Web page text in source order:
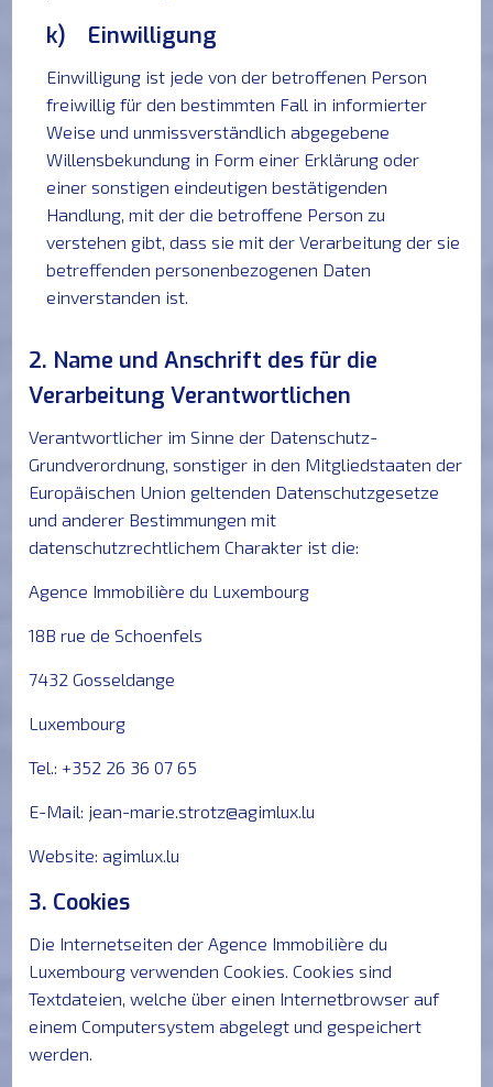
k) Einwilligung
Einwilligung ist jede von der betroffenen Person
freiwillig für den bestimmten Fall in informierter
Weise und unmissverständlich abgegebene
Willensbekundung in Form einer Erklärung oder
einer sonstigen eindeutigen bestätigenden
Handlung, mit der die betroffene Person zu
verstehen gibt, dass sie mit der Verarbeitung der sie
betreffenden personenbezogenen Daten
einverstanden ist.
2. Name und Anschrift des für die
Verarbeitung Verantwortlichen
Verantwortlicher im Sinne der Datenschutz-
Grundverordnung, sonstiger in den Mitgliedstaaten der
Europäischen Union geltenden Datenschutzgesetze
und anderer Bestimmungen mit
datenschutzrechtlichem Charakter ist die:
Agence Immobilière du Luxembourg
18B rue de Schoenfels
7432 Gosseldange
Luxembourg
Tel.: +352 26 36 07 65
E-Mail: jean-marie.strotz@agimlux.lu
Website: agimlux.lu
3. Cookies
Die Internetseiten der Agence Immobilière du
Luxembourg verwenden Cookies. Cookies sind
Textdateien, welche über einen Internetbrowser auf
einem Computersystem abgelegt und gespeichert
werden.